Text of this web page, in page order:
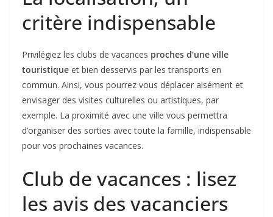
critère indispensable
Privilégiez les clubs de vacances proches d’une ville
touristique et bien desservis par les transports en
commun. Ainsi, vous pourrez vous déplacer aisément et
envisager des visites culturelles ou artistiques, par
exemple. La proximité avec une ville vous permettra
d’organiser des sorties avec toute la famille, indispensable
pour vos prochaines vacances.
Club de vacances : lisez
les avis des vacanciers